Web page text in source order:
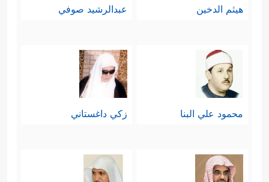
هيثم الدخين عبدالرشيد صوفي
محمود علي البنا زكي داغستاني